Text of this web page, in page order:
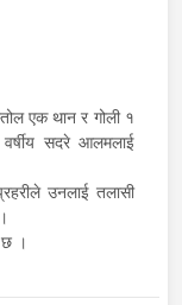
एक थान र गोली १
वर्षीय सदरे आलमलाई
उनलाई तलासी
।